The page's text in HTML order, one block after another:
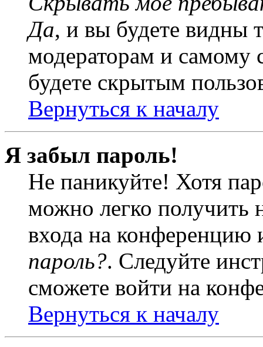
Да, и вы будете видны
модераторам и самому
будете скрытым
Вернуться к началу
Я забыл пароль!
Не паникуйте! Хотя
можно легко получить
входа на
пароль?. Следуйте
сможете войти на
Вернуться к началу